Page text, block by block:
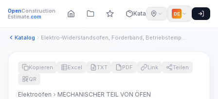
OpenConstruction
Estimate.com Katalog DE
Katalog Elektro-Widerstandsofen, Förderband, Betriebstemperatur bis ...
Kopieren Excel TXT PDF Link
Teilen
QR
Elektroöfen
MECHANISCHER TEIL VON ÖFEN